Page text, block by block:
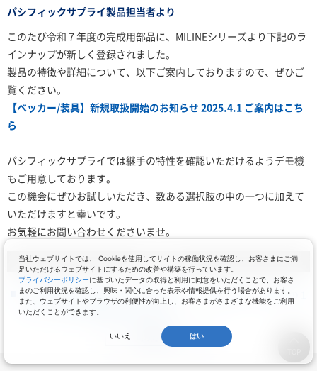
パシフィックサプライ製品担当者より
このたび令和７年度の完成用部品に、MILINEシリーズより下記のラ
インナップが新しく登録されました。
製品の特徴や詳細について、以下ご案内しておりますので、ぜひご
覧ください。
【ベッカー/装具】新規取扱開始のお知らせ 2025.4.1 ご案内はこち
ら
パシフィックサプライでは継手の特性を確認いただけるようデモ機
もご用意しております。
この機会にぜひお試しいただき、数ある選択肢の中の一つに加えて
いただけますと幸いです。
お気軽にお問い合わせくださいませ。
関連情報
この記事が『いいね！』と思ったらクリック募金へ！あなたの１
クリックが社会貢献へ繋がります。
印刷する
当社ウェブサイトでは、 Cookieを使用してサイトの稼働状況を確認し、お客さまにご満
足いただけるウェブサイトにするための改善や構築を行っています。
プライバシーポリシーに基づいたデータの取得と利用に同意をいただくことで、お客さ
まのご利用状況を確認し、興味・関心に合った表示や情報提供を行う場合があります。
また、ウェブサイトやブラウザの利便性が向上し、お客さまがさまざまな機能をご利用
いただくことができます。
いいえ はい